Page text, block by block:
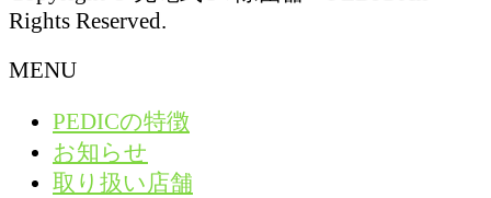
Rights Reserved.
MENU
PEDICの特徴
お知らせ
取り扱い店舗